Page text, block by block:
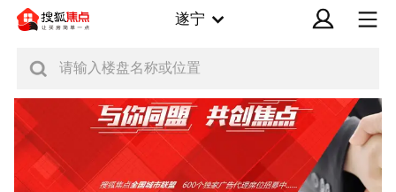
遂宁
请输入楼盘名称或位置